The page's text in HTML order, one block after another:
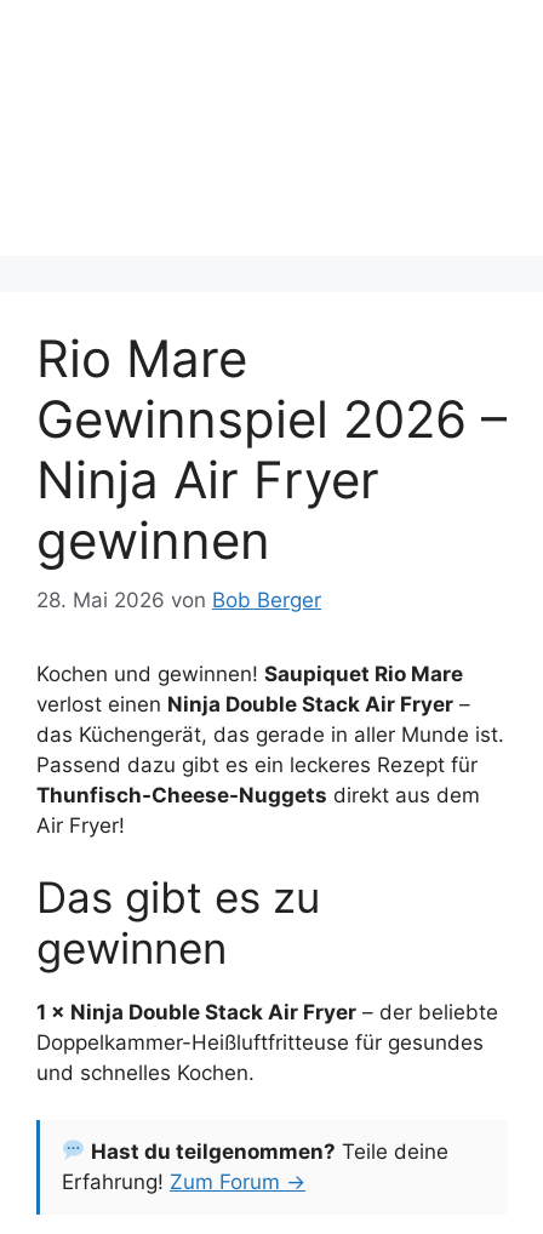
Rio Mare
Gewinnspiel 2026 –
Ninja Air Fryer
gewinnen
28. Mai 2026 von Bob Berger
Kochen und gewinnen! Saupiquet Rio Mare
verlost einen Ninja Double Stack Air Fryer –
das Küchengerät, das gerade in aller Munde ist.
Passend dazu gibt es ein leckeres Rezept für
Thunfisch-Cheese-Nuggets direkt aus dem
Air Fryer!
Das gibt es zu
gewinnen
1 × Ninja Double Stack Air Fryer – der beliebte
Doppelkammer-Heißluftfritteuse für gesundes
und schnelles Kochen.
Hast du teilgenommen? Teile deine
Erfahrung! Zum Forum →